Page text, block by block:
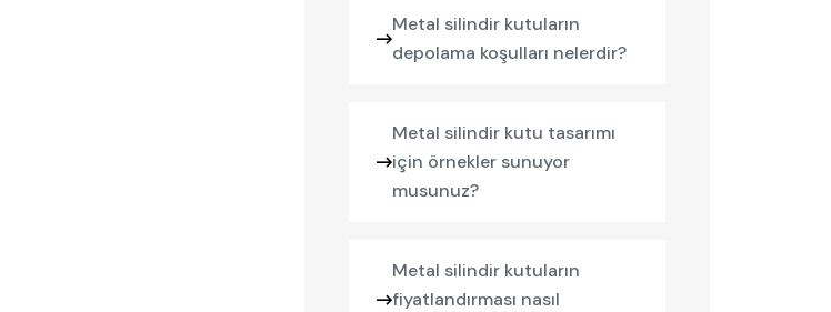
Metal silindir kutuların
depolama koşulları nelerdir?
Metal silindir kutu tasarımı
için örnekler sunuyor
musunuz?
Metal silindir kutuların
fiyatlandırması nasıl